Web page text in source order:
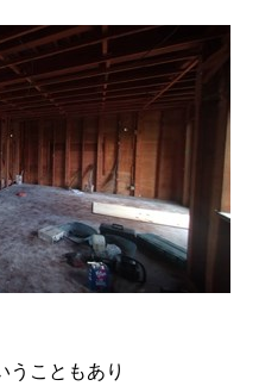
うこともあり